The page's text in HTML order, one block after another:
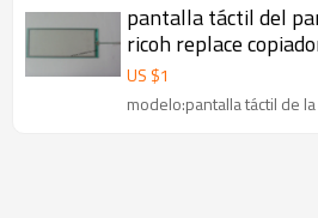
pantalla táctil del
ricoh replace
reparación
US $1
modelo:pantalla táctil de